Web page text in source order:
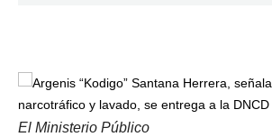
El Ministerio Público